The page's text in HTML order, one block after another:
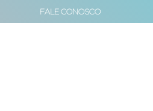
FALE CONOSCO